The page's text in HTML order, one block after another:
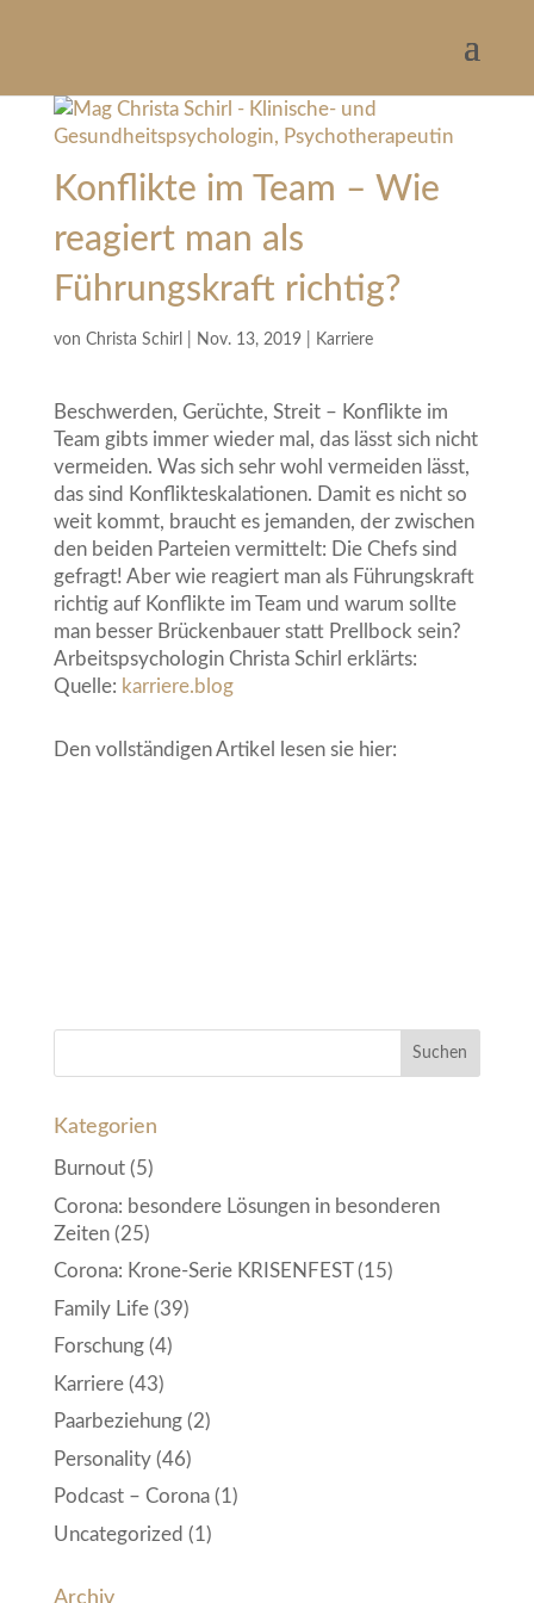
Konflikte im Team – Wie
reagiert man als
Führungskraft richtig?
von Christa Schirl Nov. 13, 2019| Karriere
Beschwerden, Gerüchte, Streit – Konflikte im
Team gibts immer wieder mal, das lässt sich nicht
vermeiden. Was sich sehr wohl vermeiden lässt,
das sind Konflikteskalationen. Damit es nicht so
weit kommt, braucht es jemanden, der zwischen
den beiden Parteien vermittelt: Die Chefs sind
gefragt! Aber wie reagiert man als Führungskraft
richtig auf Konflikte im Team und warum sollte
man besser Brückenbauer statt Prellbock sein?
Arbeitspsychologin Christa Schirl erklärts:
Quelle: karriere.blog
Den vollständigen Artikel lesen sie hier:
Kategorien
Burnout(5)
Corona: besondere Lösungen in besonderen
Zeiten(25)
Corona: Krone-Serie KRISENFEST(15)
Family Life(39)
Forschung(4)
Karriere(43)
Paarbeziehung(2)
Personality(46)
Podcast – Corona(1)
Uncategorized (1)
Archiv